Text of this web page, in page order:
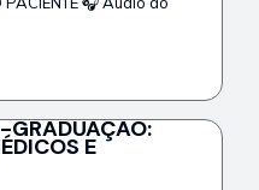
GRADUAÇÃO:
E